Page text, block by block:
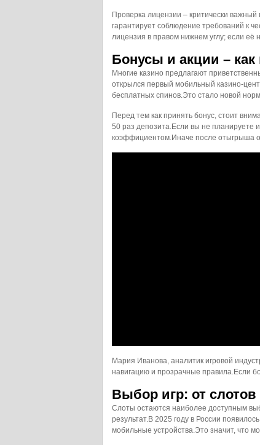
Проверка лицензии – критически
гарантирует соблюдение требований к
лицензия в правом нижнем углу; если её
Бонусы и акции – как
Многие казино предлагают
открылся первый мобильный
бесплатных спинов.Это стало новой
Перед тем как принять бонус, стоит
50 раз депозита.Если вы не планируете
коэффициентом.Иначе после отыгрыша
Мария Иванова, аналитик игровой
навигацию и прозрачные правила.Если
Выбор игр: от
Слоты остаются наиболее доступным
результат.В 2025 году в России
мобильные устройства.Это значит, что